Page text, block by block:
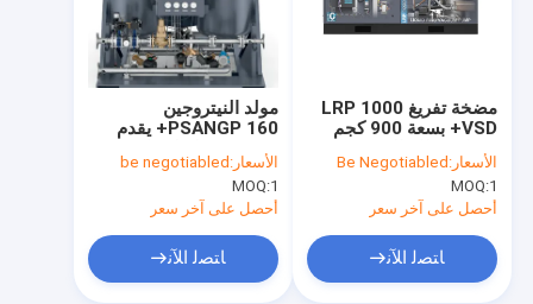
جولة في المعمل
أخبار
حالات
مولد النيتروجين
PSANGP 160+ يقدم
قدرة مرنة لتطبيقات
صناعية متنوعة
الأسعار: be negotiabled
MOQ:1
أحصل على آخر سعر
ﺎﺘﺼﻟ ﺍﻶﻧ
مضخة تفريغ LRP 1000
VSD+ بسعة 900 كجم
معدات نظام التبريد
الصناعي
الأسعار: Be Negotiabled
MOQ:1
أحصل على آخر سعر
ﺎﺘﺼﻟ ﺍﻶﻧ